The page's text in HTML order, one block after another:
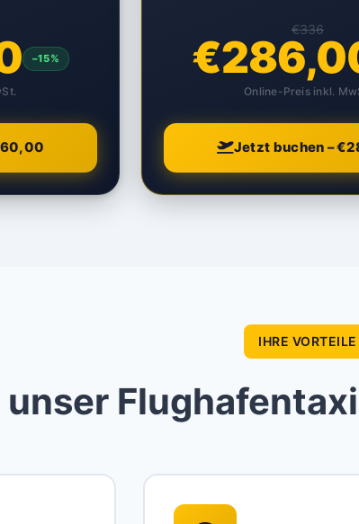
–15%
€336
Online-Preis inkl.
Jetzt buchen –
IHRE VORTEILE
unser